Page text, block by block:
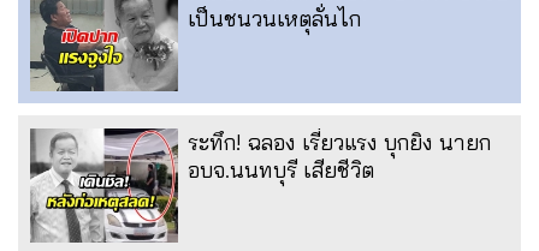
เป็นชนวนเหตุลั่นไก
ระทึก! ฉลอง เรี่ยวแรง บุกยิง นายก
อบจ.นนทบุรี เสียชีวิต